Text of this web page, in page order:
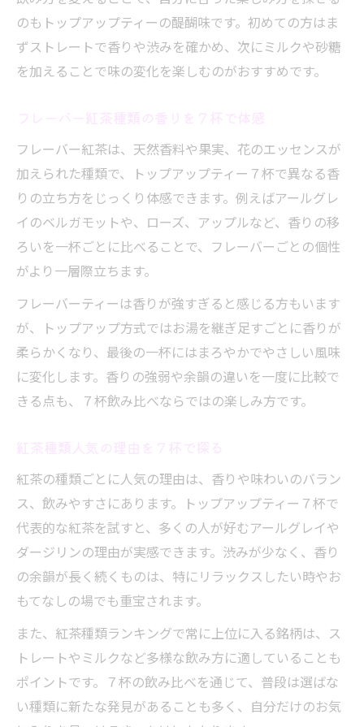
のもトップアップティーの醍醐味です。初めての方はま
ずストレートで香りや渋みを確かめ、次にミルクや砂糖
を加えることで味の変化を楽しむのがおすすめです。
フレーバー紅茶は、天然香料や果実、花のエッセンスが
加えられた種類で、トップアップティー７杯で異なる香
りの立ち方をじっくり体感できます。例えばアールグレ
イのベルガモットや、ローズ、アップルなど、香りの移
ろいを一杯ごとに比べることで、フレーバーごとの個性
がより一層際立ちます。
フレーバーティーは香りが強すぎると感じる方もいます
が、トップアップ方式ではお湯を継ぎ足すごとに香りが
柔らかくなり、最後の一杯にはまろやかでやさしい風味
に変化します。香りの強弱や余韻の違いを一度に比較で
きる点も、７杯飲み比べならではの楽しみ方です。
紅茶の種類ごとに人気の理由は、香りや味わいのバラン
ス、飲みやすさにあります。トップアップティー７杯で
代表的な紅茶を試すと、多くの人が好むアールグレイや
ダージリンの理由が実感できます。渋みが少なく、香り
の余韻が長く続くものは、特にリラックスしたい時やお
もてなしの場でも重宝されます。
また、紅茶種類ランキングで常に上位に入る銘柄は、ス
トレートやミルクなど多様な飲み方に適していることも
ポイントです。７杯の飲み比べを通じて、普段は選ばな
い種類に新たな発見があることも多く、自分だけのお気